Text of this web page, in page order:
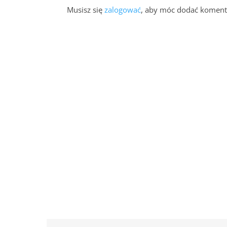
Musisz się zalogować, aby móc dodać